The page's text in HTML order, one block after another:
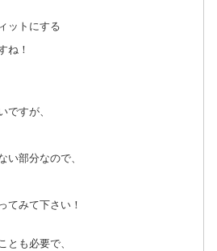
ットにする
ね！
ですが、
い部分なので、
てみて下さい！
とも必要で、